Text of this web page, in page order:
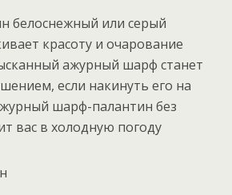
белоснежный или серый
красоту и очарование
ажурный шарф станет
если накинуть его на
шарф-палантин без
вас в холодную погоду